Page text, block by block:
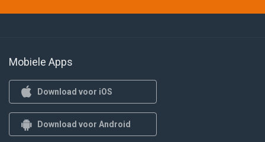
Mobiele Apps
Download voor iOS
Download voor Android